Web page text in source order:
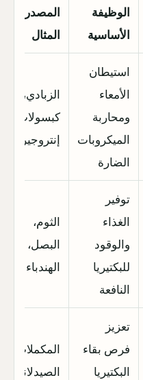
الوظيفة
الأساسية
المصدر أو
المثال
استيطان
الأمعاء
ومحاربة
الميكروبات
الضارة
الزبادي،
كبسولات
إنتروجيرمينا
توفير
الغذاء
والوقود
للبكتيريا
النافعة
الثوم،
البصل، جذر
الهندباء
تعزيز
فرص بقاء
البكتيريا
المكملات
الصيدلانية